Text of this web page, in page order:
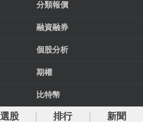
分類報價
融資融券
個股分析
期權
比特幣
股 排行
新聞